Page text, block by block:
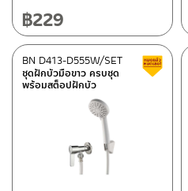
฿229
ชุดฝักบัวมือขาว ครบชุด
พร้อมสต็อปฝักบัว
BN D413-D555W/SET